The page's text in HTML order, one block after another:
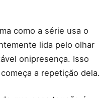
como a série usa o
lida pelo olhar
onipresença. Isso
a repetição dela.